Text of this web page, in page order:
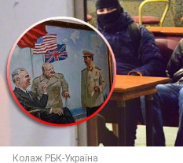
Колаж РБК-Україна